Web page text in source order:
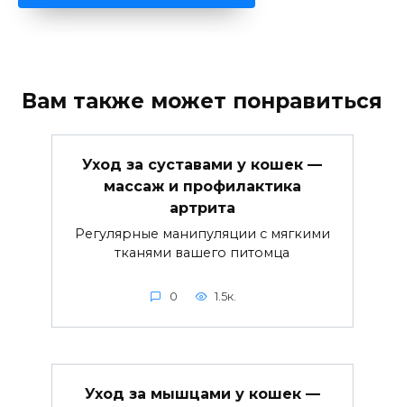
Вам также может понравиться
Уход за суставами у кошек —
массаж и профилактика
артрита
Регулярные манипуляции с мягкими
тканями вашего питомца
0 1.5к.
Уход за мышцами у кошек —